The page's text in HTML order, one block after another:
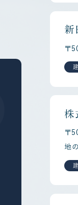
新
〒
株
〒
地の